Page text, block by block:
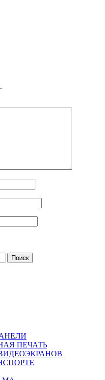
ПЕЧАТЬ